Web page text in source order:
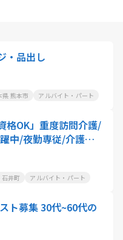
・品出し
県 熊本市 アルバイト・パート
格OK」重度訪問介護/
中/夜勤専従/介護職
井町 アルバイト・パート
ト募集 30代~60代の